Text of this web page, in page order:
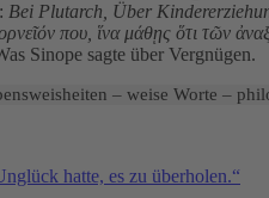
Bei Plutarch, Über
που, ἵνα μάθῃς ὅτι τῶν
Sinope sagte über Vergnügen.
– weise Worte –
hatte, es zu überholen.“